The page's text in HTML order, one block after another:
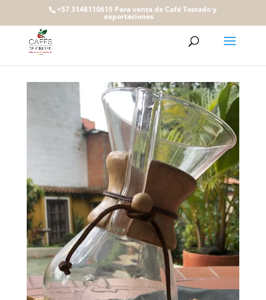
+57 3148110615 Para venta de Café Tostado y
exportaciones